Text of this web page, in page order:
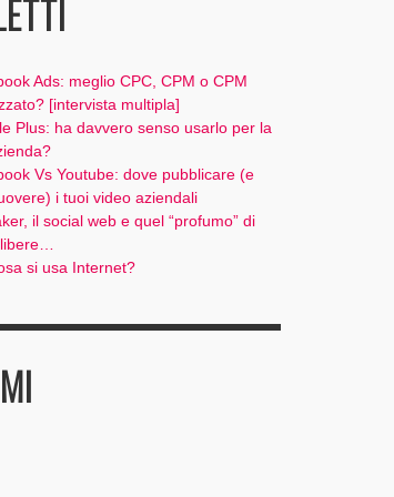
Ads: meglio CPC, CPM o CPM
[intervista multipla]
Plus: ha davvero senso usarlo per la
Vs Youtube: dove pubblicare (e
i tuoi video aziendali
il social web e quel “profumo” di
si usa Internet?